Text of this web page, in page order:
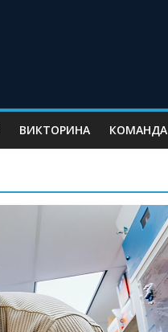
ВИКТОРИНА КОМАНДА